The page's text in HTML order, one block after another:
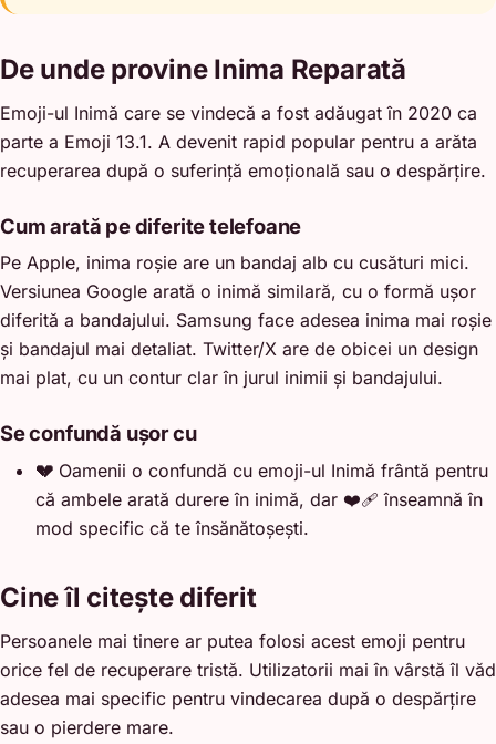
De unde provine Inima Reparată
Emoji-ul Inimă care se vindecă a fost adăugat în 2020 ca
parte a Emoji 13.1. A devenit rapid popular pentru a arăta
recuperarea după o suferință emoțională sau o despărțire.
Cum arată pe diferite telefoane
Pe Apple, inima roșie are un bandaj alb cu cusături mici.
Versiunea Google arată o inimă similară, cu o formă ușor
diferită a bandajului. Samsung face adesea inima mai roșie
și bandajul mai detaliat. Twitter/X are de obicei un design
mai plat, cu un contur clar în jurul inimii și bandajului.
Se confundă ușor cu
💔 Oamenii o confundă cu emoji-ul Inimă frântă pentru
că ambele arată durere în inimă, dar ❤️‍🩹 înseamnă în
mod specific că te însănătoșești.
Cine îl citește diferit
Persoanele mai tinere ar putea folosi acest emoji pentru
orice fel de recuperare tristă. Utilizatorii mai în vârstă îl văd
adesea mai specific pentru vindecarea după o despărțire
sau o pierdere mare.